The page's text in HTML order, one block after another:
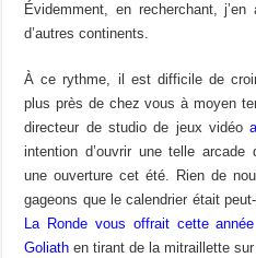
Évidemment, en recherchant,
d’autres continents.
À ce rythme, il est difficile de
plus près de chez vous à moyen
directeur de studio de jeux vidéo
intention d’ouvrir une telle
une ouverture cet été. Rien de
gageons que le calendrier était
La Ronde vous offrait cette
Goliath en tirant de la mitraillette